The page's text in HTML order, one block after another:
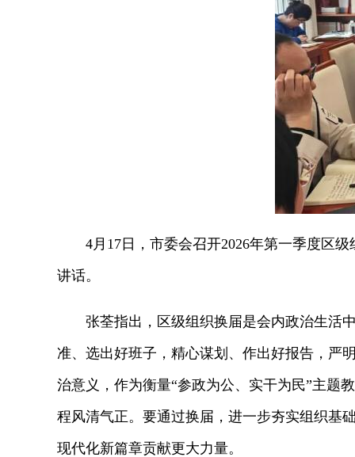
4月17日，市委会召开2026年第一季度区级
讲话。
张荃指出，区级组织换届是会内政治生活中
准、选出好班子，精心谋划、作出好报告，严
治意义，作为衡量“参政为公、实干为民”主题
程风清气正。要通过换届，进一步夯实组织基
现代化新篇章贡献更大力量。